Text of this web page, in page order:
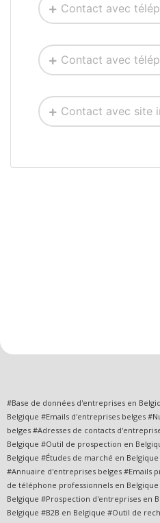
#Base de données d'entreprises en
Belgique #Emails d'entreprises belges
belges #Adresses de contacts
Belgique #Outil de prospection en
Belgique #Études de marché en
#Annuaire d'entreprises belges #Emails
de téléphone professionnels en
Belgique #Prospection d'entreprises en
Belgique #B2B en Belgique #Outil de